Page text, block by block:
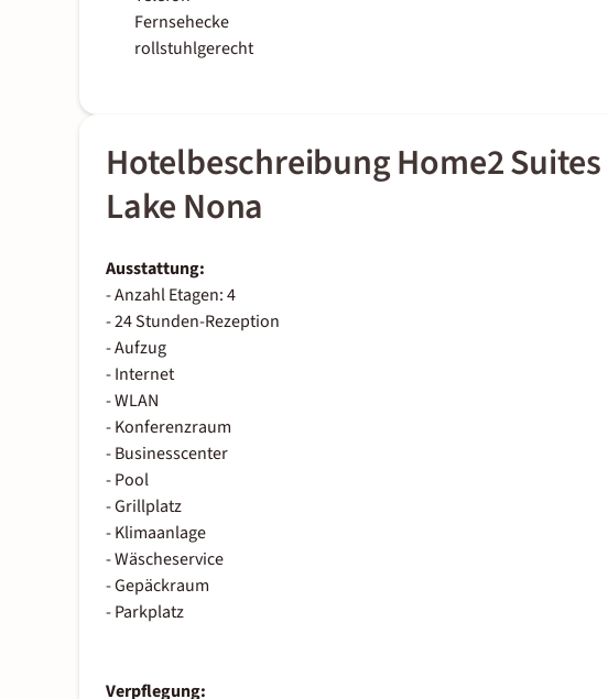
Fernsehecke
rollstuhlgerecht
Hotelbeschreibung Home2
Lake Nona
Ausstattung:
- Anzahl Etagen: 4
- 24 Stunden-Rezeption
- Aufzug
- Internet
- WLAN
- Konferenzraum
- Businesscenter
- Pool
- Grillplatz
- Klimaanlage
- Wäscheservice
- Gepäckraum
- Parkplatz
Verpflegung: